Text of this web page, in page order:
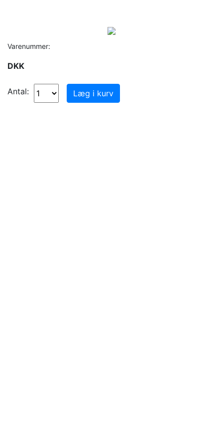
Varenummer:
DKK
Antal: